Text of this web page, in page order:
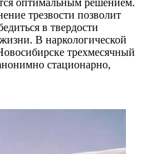
оптимальным решением.
трезвости позволит
в твердости
В наркологической
трехмесячный
стационарно,